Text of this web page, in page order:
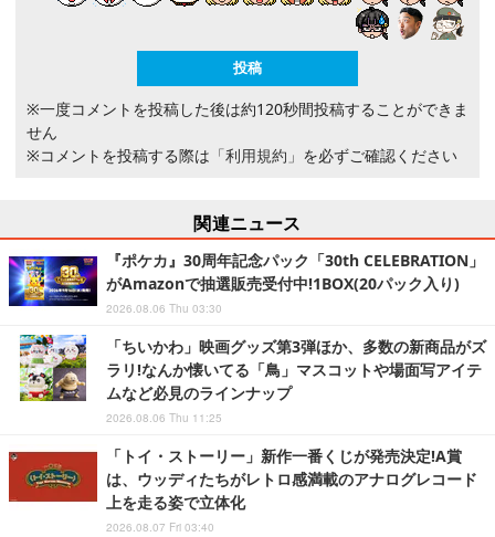
※一度コメントを投稿した後は約120秒間投稿することができま
せん
※コメントを投稿する際は 「利用規約」 を必ずご確認ください
関連ニュース
『ポケカ』30周年記念パック「30th CELEBRATION」
がAmazonで抽選販売受付中!1BOX(20パック入り)
2026.08.06 Thu 03:30
「ちいかわ」映画グッズ第3弾ほか、多数の新商品がズ
ラリ!なんか懐いてる「鳥」マスコットや場面写アイテ
ムなど必見のラインナップ
2026.08.06 Thu 11:25
「トイ・ストーリー」新作一番くじが発売決定!A賞
は、ウッディたちがレトロ感満載のアナログレコード
上を走る姿で立体化
2026.08.07 Fri 03:40